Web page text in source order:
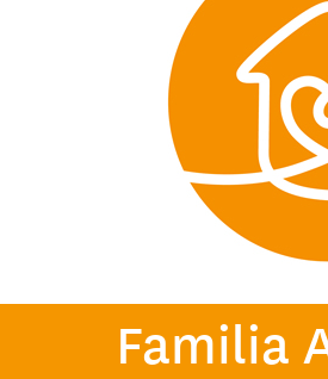
Familia